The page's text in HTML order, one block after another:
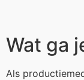
Wat ga
Als